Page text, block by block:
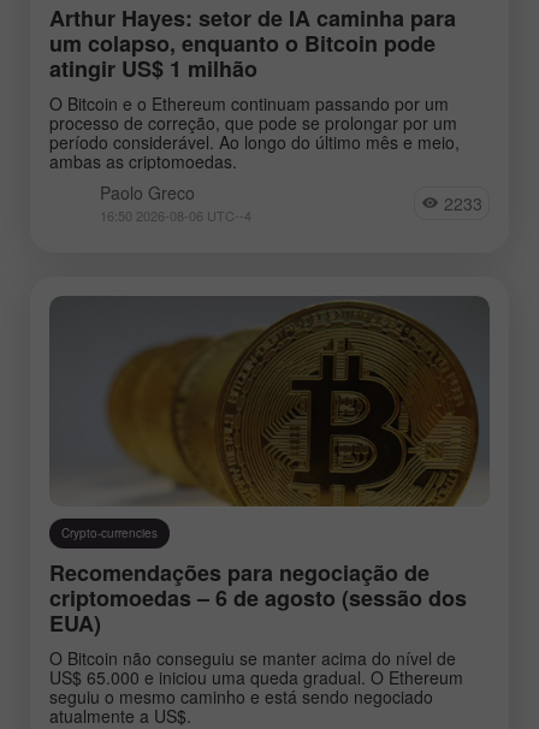
Arthur Hayes: setor de IA caminha para
um colapso, enquanto o Bitcoin pode
atingir US$ 1 milhão
O Bitcoin e o Ethereum continuam passando por um
processo de correção, que pode se prolongar por um
período considerável. Ao longo do último mês e meio,
ambas as criptomoedas.
Paolo Greco
16:50 2026-08-06 UTC--4 2233
Crypto-currencies
Recomendações para negociação de
criptomoedas – 6 de agosto (sessão dos
EUA)
O Bitcoin não conseguiu se manter acima do nível de
US$ 65.000 e iniciou uma queda gradual. O Ethereum
seguiu o mesmo caminho e está sendo negociado
atualmente a US$.